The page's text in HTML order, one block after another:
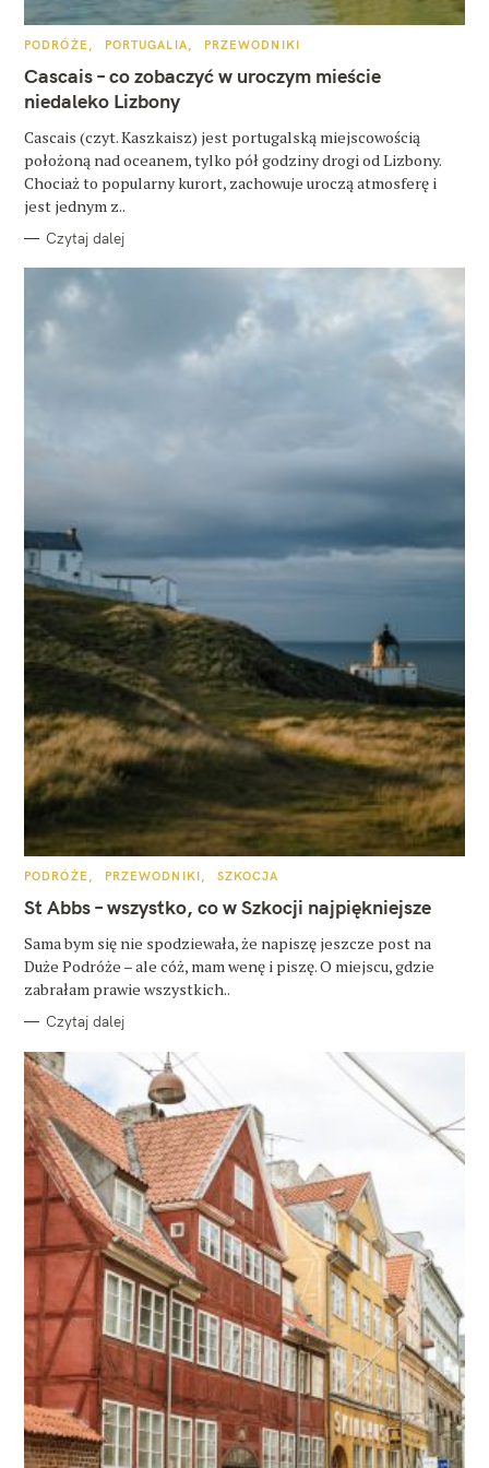
K
T
E
G
O
I
E
PODRÓŻE PORTUGALIA PRZEWODNIKI
Cascais – co zobaczyć w uroczym mieście
niedaleko Lizbony
Cascais (czyt. Kaszkaisz) jest portugalską miejscowością
położoną nad oceanem, tylko pół godziny drogi od Lizbony.
Chociaż to popularny kurort, zachowuje uroczą atmosferę i
jest jednym z..
Czytaj dalej
K
T
E
O
R
I
PODRÓŻE PRZEWODNIKI SZKOCJA
St Abbs – wszystko, co w Szkocji najpiękniejsze
Sama bym się nie spodziewała, że napiszę jeszcze post na
Duże Podróże – ale cóż, mam wenę i piszę. O miejscu, gdzie
zabrałam prawie wszystkich..
Czytaj dalej
k
a
j
: